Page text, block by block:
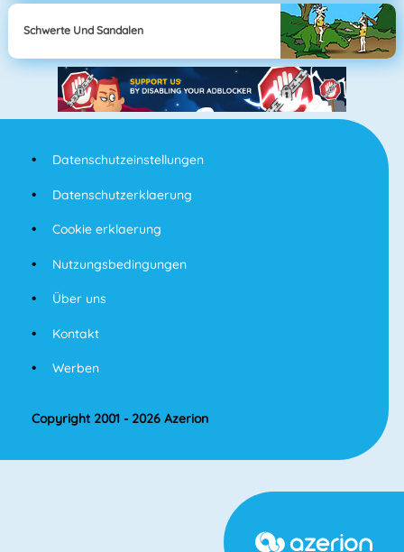
Schwerte Und Sandalen
Datenschutzeinstellungen
Datenschutzerklaerung
Cookie erklaerung
Nutzungsbedingungen
Über uns
Kontakt
Werben
Copyright 2001 - 2026 Azerion